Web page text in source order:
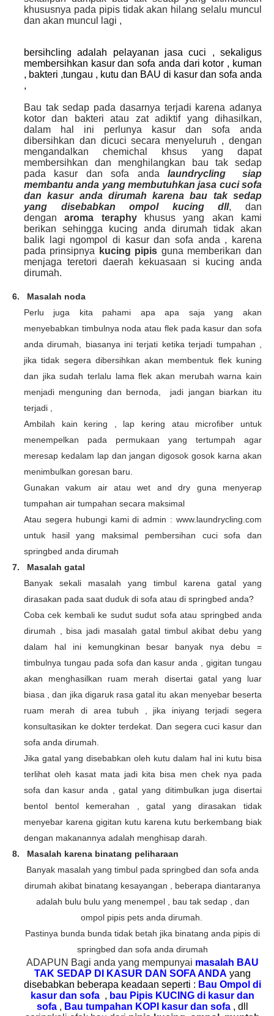
khususnya pada pipis tidak akan hilang selalu muncul
dan akan muncul lagi ,
bersihcling adalah pelayanan jasa cuci , sekaligus
membersihkan kasur dan sofa anda dari kotor , kuman
, bakteri ,tungau , kutu dan BAU di kasur dan sofa anda
,
Bau tak sedap pada dasarnya terjadi karena adanya
kotor dan bakteri atau zat adiktif yang dihasilkan,
dalam hal ini perlunya kasur dan sofa anda
dibersihkan dan dicuci secara menyeluruh , dengan
mengandalkan chemichal khsus yang dapat
membersihkan dan menghilangkan bau tak sedap
pada kasur dan sofa andalaundrycling siap
membantu anda yang membutuhkan jasa cuci sofa
dan kasur anda dirumah karena bau tak sedap
yang disebabkan ompol kucing dll, dan
denganaroma teraphykhusus yang akan kami
berikan sehingga kucing anda dirumah tidak akan
balik lagi ngompol di kasur dan sofa anda , karena
pada prinsipnya
kucing pipis guna memberikan dan
menjaga teretori daerah kekuasaan si kucing anda
dirumah.
6.
Masalah noda
Perlu juga kita pahami apa apa saja yang akan
menyebabkan timbulnya noda atau flek pada kasur dan sofa
anda dirumah, biasanya ini terjati ketika terjadi tumpahan ,
jika tidak segera dibersihkan akan membentuk flek kuning
dan jika sudah terlalu lama flek akan merubah warna kain
menjadi menguning dan bernoda, jadi jangan biarkan itu
terjadi ,
Ambilah kain kering , lap kering atau microfiber untuk
menempelkan pada permukaan yang tertumpah agar
meresap kedalam lap dan jangan digosok gosok karna akan
menimbulkan goresan baru.
Gunakan vakum air atau wet and dry guna menyerap
tumpahan air tumpahan secara maksimal
Atau segera hubungi kami di admin : www.laundrycling.com
untuk hasil yang maksimal pembersihan cuci sofa dan
springbed anda dirumah
7.
Masalah gatal
Banyak sekali masalah yang timbul karena gatal yang
dirasakan pada saat duduk di sofa atau di springbed anda?
Coba cek kembali ke sudut sudut sofa atau springbed anda
dirumah , bisa jadi masalah gatal timbul akibat debu yang
dalam hal ini kemungkinan besar banyak nya debu =
timbulnya tungau pada sofa dan kasur anda , gigitan tungau
akan menghasilkan ruam merah disertai gatal yang luar
biasa , dan jika digaruk rasa gatal itu akan menyebar beserta
ruam merah di area tubuh , jika iniyang terjadi segera
konsultasikan ke dokter terdekat. Dan segera cuci kasur dan
sofa anda dirumah.
Jika gatal yang disebabkan oleh kutu dalam hal ini kutu bisa
terlihat oleh kasat mata jadi kita bisa men chek nya pada
sofa dan kasur anda , gatal yang ditimbulkan juga disertai
bentol bentol kemerahan , gatal yang dirasakan tidak
menyebar karena gigitan kutu karena kutu berkembang biak
dengan makanannya adalah menghisap darah.
8.
Masalah karena binatang peliharaan
Banyak masalah yang timbul pada springbed dan sofa anda
dirumah akibat binatang kesayangan , beberapa diantaranya
adalah bulu bulu yang menempel , bau tak sedap , dan
ompol pipis pets anda dirumah.
Pastinya bunda bunda tidak betah jika binatang anda pipis di
springbed dan sofa anda dirumah
ADAPUN Bagi anda yang mempunyai masalah BAU
TAK SEDAP DI KASUR DAN SOFA ANDA yang
disebabkan beberapa keadaan seperti : Bau Ompol di
kasur dan sofa , bau Pipis KUCING di kasur dan
sofa , Bau tumpahan KOPI kasur dan sofa , dll